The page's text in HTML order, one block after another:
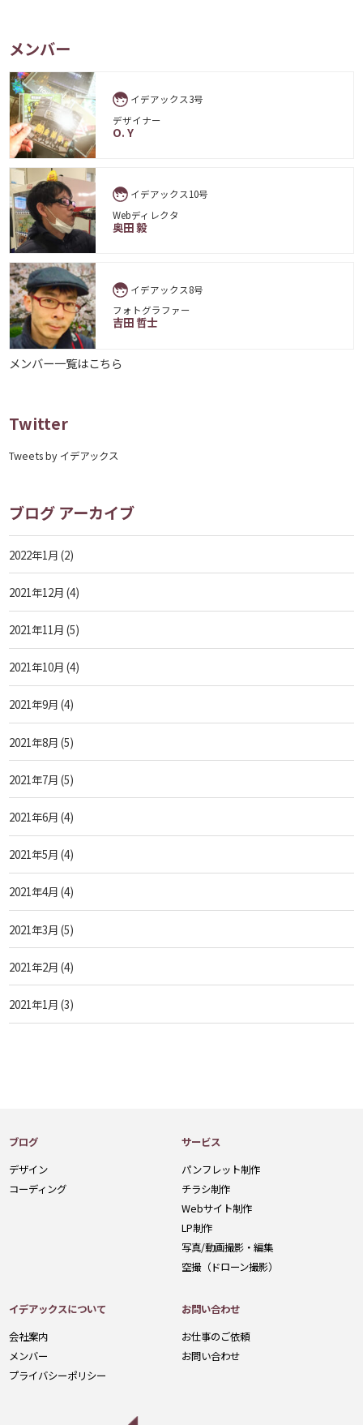
メンバー
イデアックス3号
デザイナー
O. Y
イデアックス10号
Webディレクタ
奥田 毅
イデアックス8号
フォトグラファー
吉田 哲士
メンバー一覧はこちら
Twitter
Tweets by イデアックス
ブログ アーカイブ
2022年1月 (2)
2021年12月 (4)
2021年11月 (5)
2021年10月 (4)
2021年9月 (4)
2021年8月 (5)
2021年7月 (5)
2021年6月 (4)
2021年5月 (4)
2021年4月 (4)
2021年3月 (5)
2021年2月 (4)
2021年1月 (3)
ブログ
デザイン
コーディング
サービス
パンフレット制作
チラシ制作
Webサイト制作
LP制作
写真/動画撮影・編集
空撮（ドローン撮影）
イデアックスについて
会社案内
メンバー
プライバシーポリシー
お問い合わせ
お仕事のご依頼
お問い合わせ